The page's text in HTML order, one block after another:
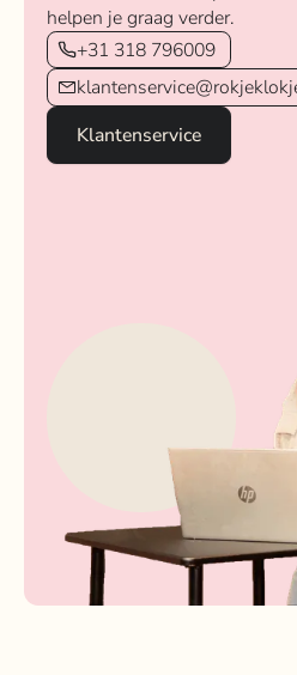
helpen je graag verder.
+31 318 796009
Klantenservice